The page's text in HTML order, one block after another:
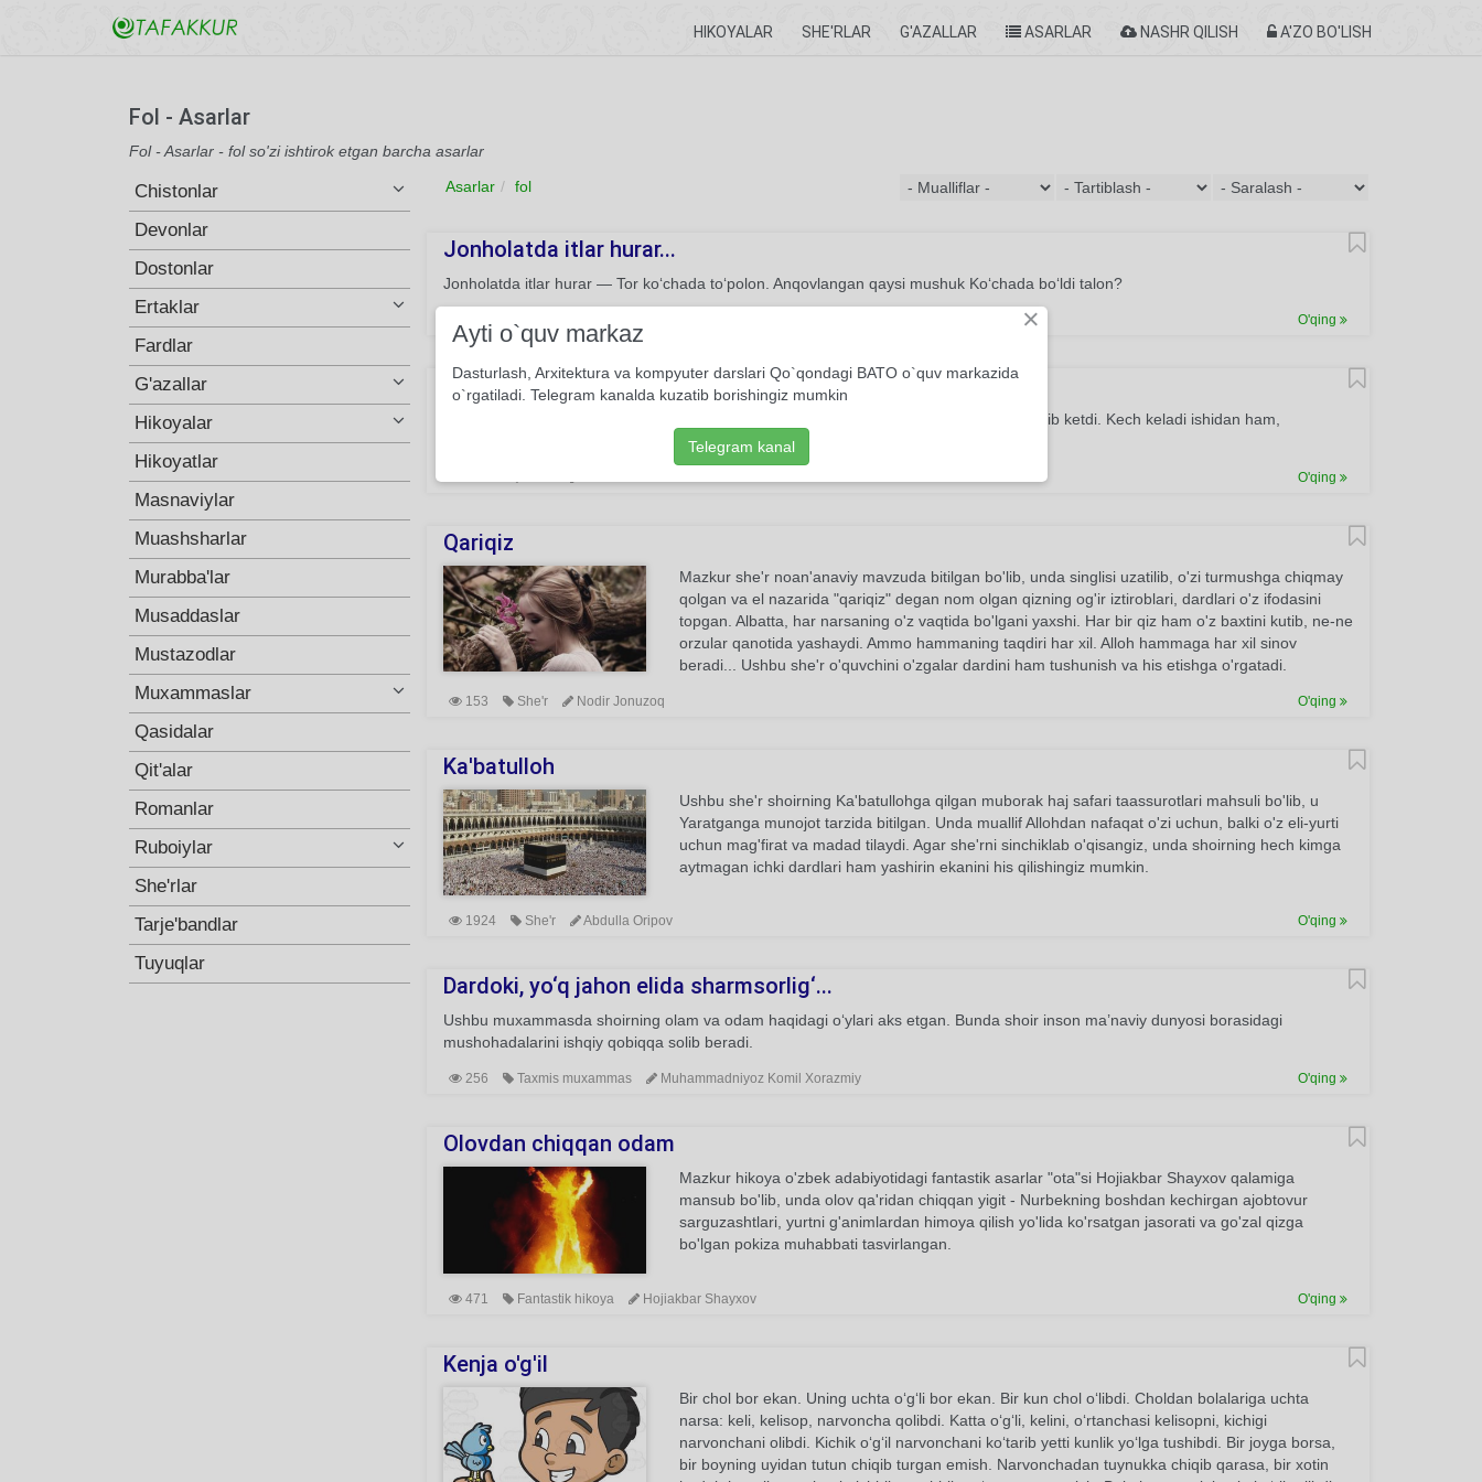
HIKOYALAR SHE'RLAR G'AZALLAR ASARLAR NASHR QILISH A'ZO BO'LISH
Fol - Asarlar
Fol - Asarlar - fol so'zi ishtirok etgan barcha asarlar
Chistonlar
Devonlar
Dostonlar
Ertaklar
Fardlar
G'azallar
Hikoyalar
Hikoyatlar
Masnaviylar
Muashsharlar
Murabba'lar
Musaddaslar
Mustazodlar
Muxammaslar
Qasidalar
Qit'alar
Romanlar
Ruboiylar
She'rlar
Tarje'bandlar
Tuyuqlar
Asarlar fol
Jonholatda itlar hurar...
Jonholatda itlar hurar — Tor ko‘chada to‘polon. Anqovlangan qaysi mushuk Ko‘chada bo‘ldi talon?
O'qing
Erim yurib ketdi
Mani erim yurib ketdi, Yurak-bag’rim kuyib ketdi, O’zim bilsam go’rga edi, Bu ovoza bo’lib ketdi. Kech keladi ishidan ham,
Ayrilganday hushidan ham, Yurganini bilsa bo’lar Ko’rayotgan tushidan ham...
O'qing
Qariqiz
Mazkur she'r noan'anaviy mavzuda bitilgan bo'lib, unda singlisi uzatilib, o'zi turmushga chiqmay
qolgan va el nazarida "qariqiz" degan nom olgan qizning og'ir iztiroblari, dardlari o'z ifodasini
topgan. Albatta, har narsaning o'z vaqtida bo'lgani yaxshi. Har bir qiz ham o'z baxtini kutib, ne-ne
orzular qanotida yashaydi. Ammo hammaning taqdiri har xil. Alloh hammaga har xil sinov
beradi... Ushbu she'r o'quvchini o'zgalar dardini ham tushunish va his etishga o'rgatadi.
153 She'r Nodir Jonuzoq O'qing
Ka'batulloh
Ushbu she'r shoirning Ka'batullohga qilgan muborak haj safari taassurotlari mahsuli bo'lib, u
Yaratganga munojot tarzida bitilgan. Unda muallif Allohdan nafaqat o'zi uchun, balki o'z eli-yurti
uchun mag'firat va madad tilaydi. Agar she'rni sinchiklab o'qisangiz, unda shoirning hech kimga
aytmagan ichki dardlari ham yashirin ekanini his qilishingiz mumkin.
1924 She'r Abdulla Oripov O'qing
Dardoki, yo‘q jahon elida sharmsorlig‘...
Ushbu muxammasda shoirning olam va odam haqidagi o‘ylari aks etgan. Bunda shoir inson ma’naviy dunyosi borasidagi
mushohadalarini ishqiy qobiqqa solib beradi.
256 Taxmis muxammas Muhammadniyoz Komil Xorazmiy O'qing
Olovdan chiqqan odam
Mazkur hikoya o'zbek adabiyotidagi fantastik asarlar "ota"si Hojiakbar Shayxov qalamiga
mansub bo'lib, unda olov qa'ridan chiqqan yigit - Nurbekning boshdan kechirgan ajobtovur
sarguzashtlari, yurtni g'animlardan himoya qilish yo'lida ko'rsatgan jasorati va go'zal qizga
bo'lgan pokiza muhabbati tasvirlangan.
471 Fantastik hikoya Hojiakbar Shayxov O'qing
Kenja o'g'il
Bir chol bor ekan. Uning uchta o‘g‘li bor ekan. Bir kun chol o‘libdi. Choldan bolalariga uchta
narsa: keli, kelisop, narvoncha qolibdi. Katta o‘g‘li, kelini, o‘rtanchasi kelisopni, kichigi
narvonchani olibdi. Kichik o‘g‘il narvonchani ko‘tarib yetti kunlik yo‘lga tushibdi. Bir joyga borsa,
bir boyning uyidan tutun chiqib turgan emish. Narvonchadan tuynukka chiqib qarasa, bir xotin
×
Ayti o`quv markaz
Dasturlash, Arxitektura va kompyuter darslari Qo`qondagi BATO o`quv markazida
o`rgatiladi. Telegram kanalda kuzatib borishingiz mumkin
Telegram kanal